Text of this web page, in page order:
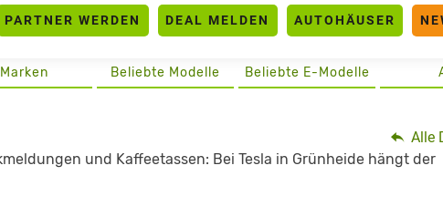
PARTNER WERDEN DEAL MELDEN AUTOHÄUSER
Beliebte E-Modelle
Beliebte Modelle
Marken
Alle
und Kaffeetassen: Bei Tesla in Grünheide hängt der